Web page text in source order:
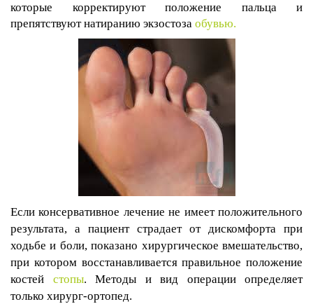
которые корректируют положение пальца и
препятствуют натиранию экзостоза обувью.
Если консервативное лечение не имеет положительного
результата, а пациент страдает от дискомфорта при
ходьбе и боли, показано хирургическое вмешательство,
при котором восстанавливается правильное положение
костей стопы. Методы и вид операции определяет
только хирург-ортопед.